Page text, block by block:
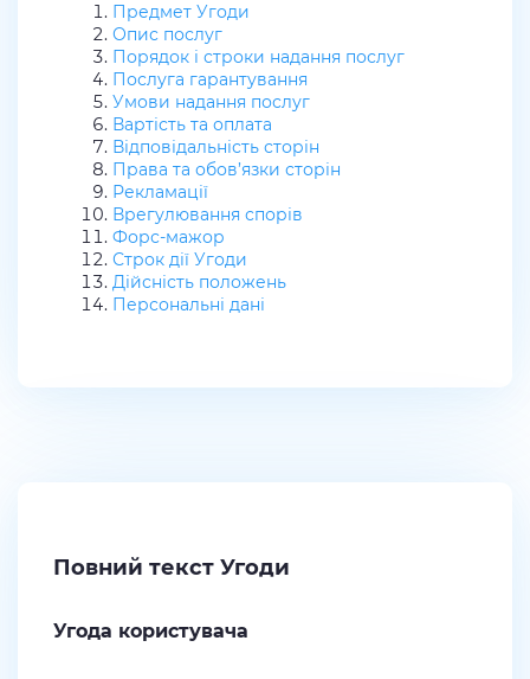
Предмет Угоди
Опис послуг
Порядок і строки надання послуг
Послуга гарантування
Умови надання послуг
Вартість та оплата
Відповідальність сторін
Права та обов’язки сторін
Рекламації
Врегулювання спорів
Форс-мажор
Строк дії Угоди
Дійсність положень
Персональні дані
Повний текст Угоди
Угода користувача